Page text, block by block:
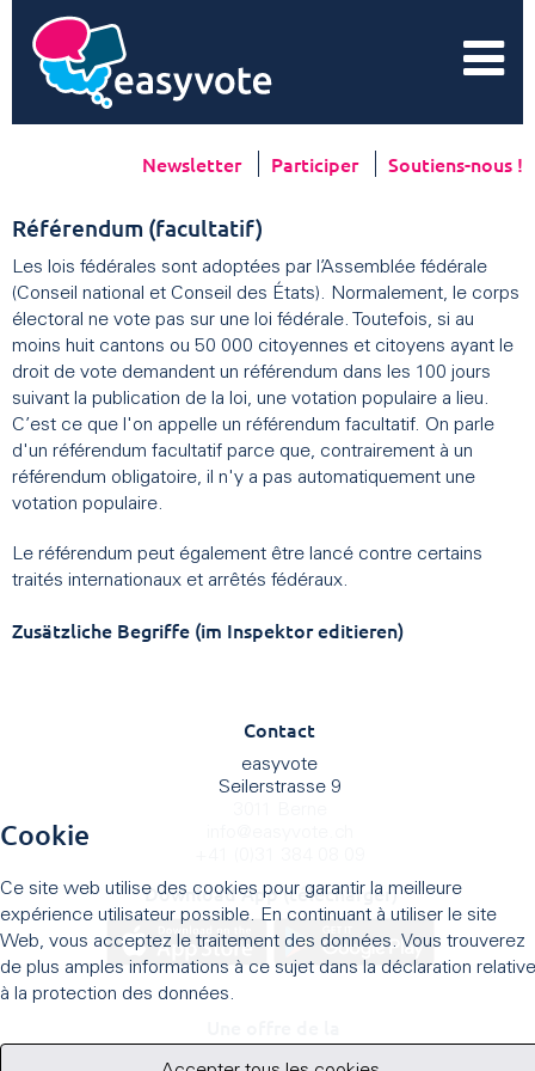
Newsletter Participer Soutiens-nous !
Référendum (facultatif)
Les lois fédérales sont adoptées par l’Assemblée fédérale
(Conseil national et Conseil des États). Normalement, le corps
électoral ne vote pas sur une loi fédérale. Toutefois, si au
moins huit cantons ou 50 000 citoyennes et citoyens ayant le
droit de vote demandent un référendum dans les 100 jours
suivant la publication de la loi, une votation populaire a lieu.
C’est ce que l'on appelle un référendum facultatif. On parle
d'un référendum facultatif parce que, contrairement à un
référendum obligatoire, il n'y a pas automatiquement une
votation populaire.
Le référendum peut également être lancé contre certains
traités internationaux et arrêtés fédéraux.
Zusätzliche Begriffe (im Inspektor editieren)
Contact
easyvote
Seilerstrasse 9
Download App (télécharger)
Cookie
Ce site web utilise des cookies pour garantir la meilleure
expérience utilisateur possible. En continuant à utiliser le site
Web, vous acceptez le traitement des données. Vous trouverez
de plus amples informations à ce sujet dans la déclaration relative
à la protection des données.